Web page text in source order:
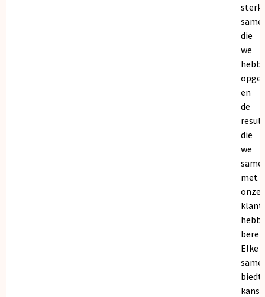
die
we
en
de
die
we
met
onze
Elke
biedt